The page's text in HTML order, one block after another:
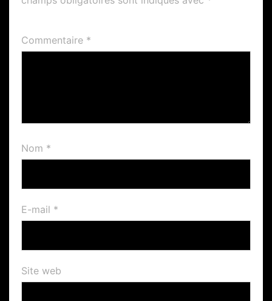
Commentaire *
Nom *
E-mail *
Site web